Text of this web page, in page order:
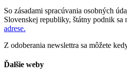
So zásadami spracúvania osobných
Slovenskej republiky, štátny podnik sa
adrese.
Z odoberania newslettra sa môžete
Ďalšie weby